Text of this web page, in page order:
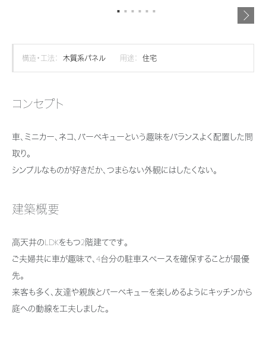
中古住宅検索
分譲マンション検索
売る [MISAWA RELAY]
これから住まいをご検討の方
多彩な動画やこだわりが詰まった建築実例、注目の最新情報など、住まい
づくりを楽しく学べるデジタルラウンジです。
ホームラウンジ 新築・戸建て
企業不動産活用（CRE）戦略
社宅建築
医療・介護・子育て・障がい福祉施設
土地活用の基礎から長期安定経営を目指すオーナー様まで、賃貸経営に
役立つ多彩な情報を幅広くお届けします。
ホテル・旅館リフォーム
実例動画や基礎知識、収納の工夫など、理想の住まいを叶えるリフォーム
ホームラウンジ リフォーム
事業用売買
ちづくりを実現していきます。
ミサワゼネラルソリューション
ご相談窓口
お客様センター
ームからの大切なお知らせなど配信しています。
ミサワオーナーズクラブ
ミサワホームグループ
IR情報
SDGs
採用情報
新卒者採用
障がい者採用
ウエルネス事業
構造・工法： 木質系パネル 用途： 住宅
コンセプト
車、ミニカー、ネコ、バーベキューという趣味をバランスよく配置した間
取り。
シンプルなものが好きだか、つまらない外観にはしたくない。
建築概要
高天井のLDKをもつ2階建てです。
ご夫婦共に車が趣味で、4台分の駐車スペースを確保することが最優
先。
来客も多く、友達や親族とバーベキューを楽しめるようにキッチンから
庭への動線を工夫しました。